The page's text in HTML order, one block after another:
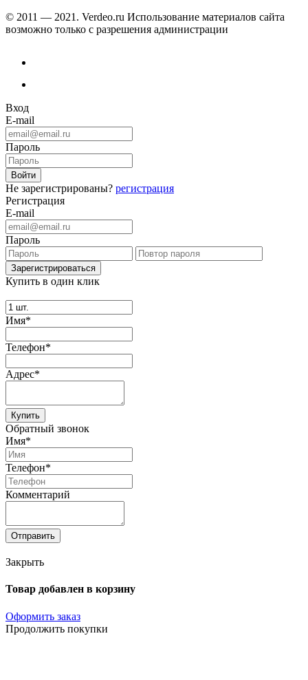
© 2011 — 2021. Verdeo.ru Использование материалов сайта
возможно только с разрешения администрации
Вход
E-mail
Пароль
Не зарегистрированы? регистрация
Регистрация
E-mail
Пароль
Купить в один клик
Имя*
Телефон*
Адрес*
Купить
Обратный звонок
Имя*
Телефон*
Комментарий
Отправить
Закрыть
Товар добавлен в корзину
Оформить заказ
Продолжить покупки